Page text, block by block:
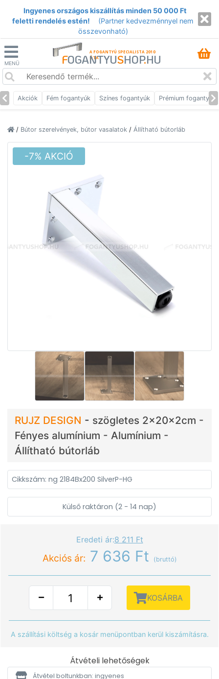
Ingyenes országos kiszállítás minden 50 000 Ft
feletti rendelés estén!
(Partner kedvezménnyel nem
összevonható)
MENÜ
A FOGANTYÚ SPECIALISTA 2010
ÓTA
FOGANTYUSHOP.HU
Akciók Fém fogantyúk Színes fogantyúk Prémium fogantyúk
/ Bútor szerelvények, bútor vasalatok / Állítható bútorláb
-7% AKCIÓ
RUJZ DESIGN - szögletes 2x20x2cm -
Fényes alumínium - Alumínium -
Állítható bútorláb
Cikkszám: ng 2184Bx200 SilverP-HG
Külső raktáron (2 - 14 nap)
Eredeti ár:8 211 Ft
Akciós ár: 7 636 Ft (bruttó)
KOSÁRBA
A szállítási költség a kosár menüpontban kerül kiszámításra.
Átvételi lehetőségek
Átvétel boltunkban: ingyenes